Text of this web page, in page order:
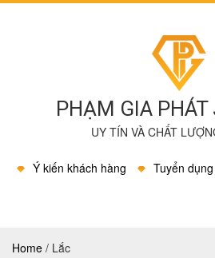
PHẠM GIA PHÁT
UY TÍN VÀ CHẤT
Ý kiến khách hàng Tuyển dụng
Home / Lắc